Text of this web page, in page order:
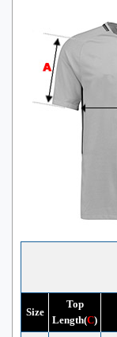
Size
Top
Length(C)